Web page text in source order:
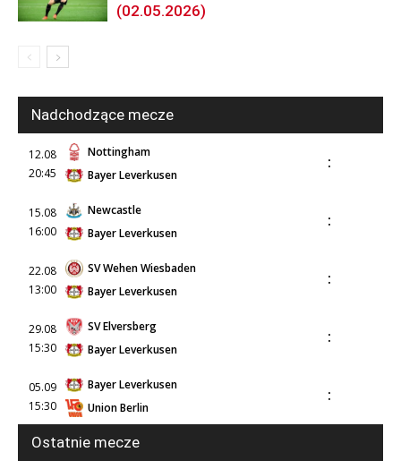
(02.05.2026)
Nadchodzące mecze
12.08
20:45
Nottingham
Bayer Leverkusen
:
15.08
16:00
Newcastle
Bayer Leverkusen
:
22.08
13:00
SV Wehen Wiesbaden
Bayer Leverkusen
:
29.08
15:30
SV Elversberg
Bayer Leverkusen
:
05.09
15:30
Bayer Leverkusen
Union Berlin
:
Ostatnie mecze